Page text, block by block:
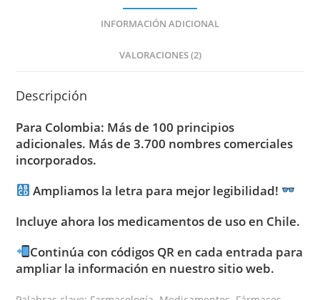
INFORMACIÓN ADICIONAL
VALORACIONES (2)
Descripción
Para Colombia: Más de 100 principios
adicionales. Más de 3.700 nombres comerciales
incorporados.
Ampliamos la letra para mejor legibilidad!
Incluye ahora los medicamentos de uso en Chile.
Continúa con códigos QR en cada entrada para
ampliar la información en nuestro sitio web.